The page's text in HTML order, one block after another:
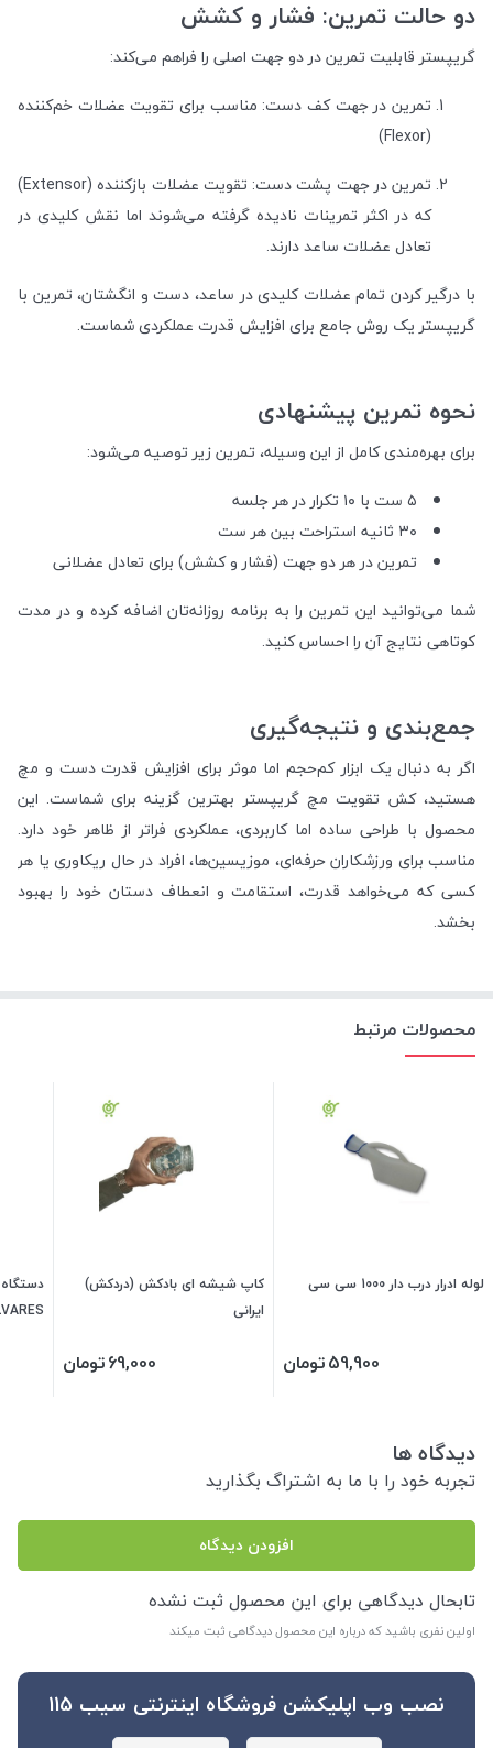
دو حالت تمرین: فشار و کشش
گریپستر قابلیت تمرین در دو جهت اصلی را فراهم می‌کند:
تمرین در جهت کف دست: مناسب برای تقویت عضلات خم‌کننده
(Flexor)
تمرین در جهت پشت دست: تقویت عضلات بازکننده (Extensor)
که در اکثر تمرینات نادیده گرفته می‌شوند اما نقش کلیدی در
تعادل عضلات ساعد دارند.
با درگیر کردن تمام عضلات کلیدی در ساعد، دست و انگشتان، تمرین با
گریپستر یک روش جامع برای افزایش قدرت عملکردی شماست.
نحوه تمرین پیشنهادی
برای بهره‌مندی کامل از این وسیله، تمرین زیر توصیه می‌شود:
۵ ست با ۱۰ تکرار در هر جلسه
۳۰ ثانیه استراحت بین هر ست
تمرین در هر دو جهت (فشار و کشش) برای تعادل عضلانی
شما می‌توانید این تمرین را به برنامه روزانه‌تان اضافه کرده و در مدت
کوتاهی نتایج آن را احساس کنید.
جمع‌بندی و نتیجه‌گیری
اگر به دنبال یک ابزار کم‌حجم اما موثر برای افزایش قدرت دست و مچ
هستید، کش تقویت مچ گریپستر بهترین گزینه برای شماست. این
محصول با طراحی ساده اما کاربردی، عملکردی فراتر از ظاهر خود دارد.
مناسب برای ورزشکاران حرفه‌ای، موزیسین‌ها، افراد در حال ریکاوری یا هر
کسی که می‌خواهد قدرت، استقامت و انعطاف دستان خود را بهبود
بخشد.
محصولات مرتبط
لوله ادرار درب دار 1000 سی سی
59,900تومان
کاپ شیشه ای بادکش (دردکش)
ایرانی
69,000تومان
دیدگاه ها
تجربه خود را با ما به اشتراگ بگذارید
افزودن دیدگاه
تابحال دیدگاهی برای این محصول ثبت نشده
اولین نفری باشید که درباره این محصول دیدگاهی ثبت میکند
نصب وب اپلیکشن فروشگاه اینترنتی سیب 115